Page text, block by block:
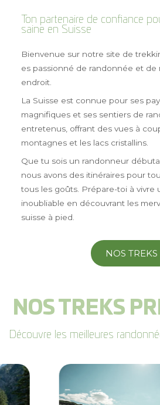
Ton partenaire de confiance
saine en Suisse
Bienvenue sur notre site de
es passionné de randonnée et de
endroit.
La Suisse est connue pour ses
magnifiques et ses sentiers de
entretenus, offrant des vues à
montagnes et les lacs cristallins.
Que tu sois un randonneur
nous avons des itinéraires pour
tous les goûts. Prépare-toi à vivre
inoubliable en découvrant les
suisse à pied.
NOS TREKS
NOS TREKS
Découvre les meilleures